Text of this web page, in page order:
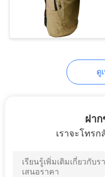
กระเป๋า
Eva อิเล็
ดู
ฝา
เราจะโทร